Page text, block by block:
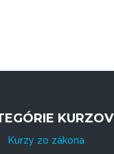
KURZOV
Kurzy zo zákona